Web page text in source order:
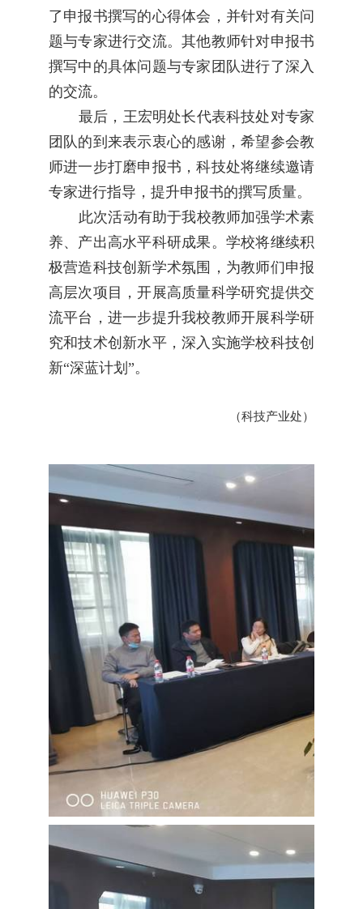
了申报书撰写的心得体会，并针对有关问
题与专家进行交流。其他教师针对申报书
撰写中的具体问题与专家团队进行了深入
的交流。
最后，王宏明处长代表科技处对专家
团队的到来表示衷心的感谢，希望参会教
师进一步打磨申报书，科技处将继续邀请
专家进行指导，提升申报书的撰写质量。
此次活动有助于我校教师加强学术素
养、产出高水平科研成果。学校将继续积
极营造科技创新学术氛围，为教师们申报
高层次项目，开展高质量科学研究提供交
流平台，进一步提升我校教师开展科学研
究和技术创新水平，深入实施学校科技创
新“深蓝计划”。
（科技产业处）